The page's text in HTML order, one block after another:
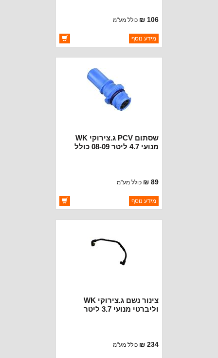
106 ₪ כולל מע"מ
ברקוד: 53032531AE
יצרן:CROWN AUTOMOTIVE
מידע נוסף
שסתום PCV ג.צירוקי WK
מנועי 4.7 ליטר 08-09 כולל
89 ₪ כולל מע"מ
ברקוד: 53032855AA
יצרן:CROWN AUTOMOTIVE
מידע נוסף
צינור נשם ג.צירוקי WK
וליברטי מנועי 3.7 ליטר
234 ₪ כולל מע"מ